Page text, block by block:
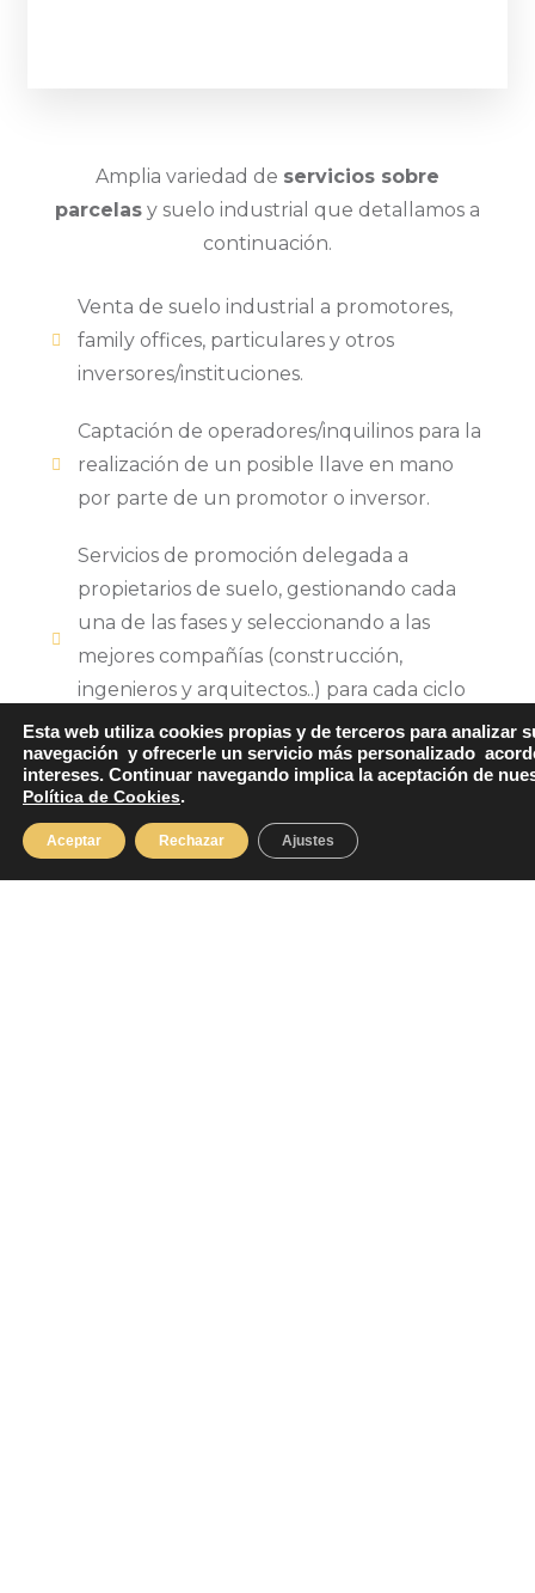
Amplia variedad de servicios sobre
parcelas y suelo industrial que detallamos a
continuación.
Venta de suelo industrial a promotores,
family offices, particulares y otros
inversores/instituciones.
Captación de operadores/inquilinos para la
realización de un posible llave en mano
por parte de un promotor o inversor.
Servicios de promoción delegada a
propietarios de suelo, gestionando cada
una de las fases y seleccionando a las
mejores compañías (construcción,
ingenieros y arquitectos..) para cada ciclo
del proyecto.
En Atomiun Services
ofrecemos un servicio
integral: Elaboramos estudios de mercado,
técnicos y financieros con el fin de analizar
Esta web utiliza cookies propias y de terceros para analizar
navegación y ofrecerle un servicio más personalizado
intereses. Continuar navegando implica la aceptación de
Política de Cookies.
Aceptar Rechazar Ajustes